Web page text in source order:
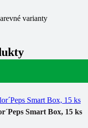
varianty
Smart Box, 15 ks